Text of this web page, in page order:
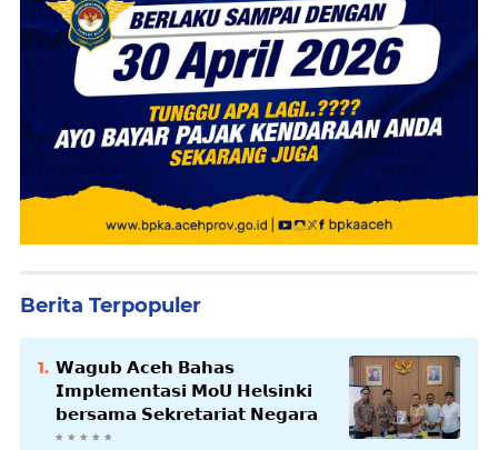
Berita Terpopuler
𝗪𝗮𝗴𝘂𝗯 𝗔𝗰𝗲𝗵 𝗕𝗮𝗵𝗮𝘀
𝗜𝗺𝗽𝗹𝗲𝗺𝗲𝗻𝘁𝗮𝘀𝗶 𝗠𝗼𝗨 𝗛𝗲𝗹𝘀𝗶𝗻𝗸𝗶
𝗯𝗲𝗿𝘀𝗮𝗺𝗮 𝗦𝗲𝗸𝗿𝗲𝘁𝗮𝗿𝗶𝗮𝘁 𝗡𝗲𝗴𝗮𝗿𝗮